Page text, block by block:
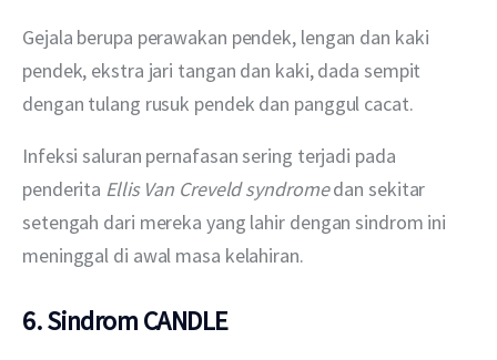
Gejala berupa perawakan pendek, lengan dan kaki
pendek, ekstra jari tangan dan kaki, dada sempit
dengan tulang rusuk pendek dan panggul cacat.
Infeksi saluran pernafasan sering terjadi pada
penderita Ellis Van Creveld syndrome dan sekitar
setengah dari mereka yang lahir dengan sindrom ini
meninggal di awal masa kelahiran.
6. Sindrom CANDLE